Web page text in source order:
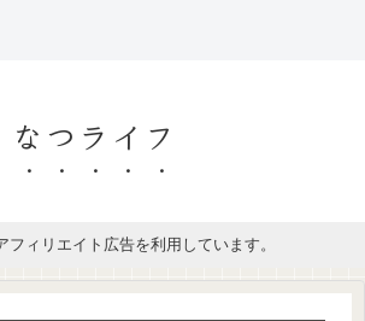
なつライフ
フィリエイト広告を利用しています。